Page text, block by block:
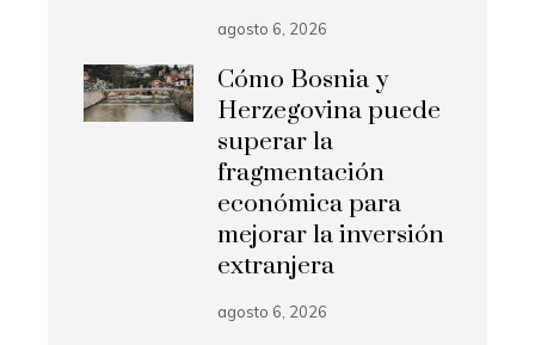
agosto 6, 2026
Cómo Bosnia y
Herzegovina puede
superar la
fragmentación
económica para
mejorar la inversión
extranjera
agosto 6, 2026